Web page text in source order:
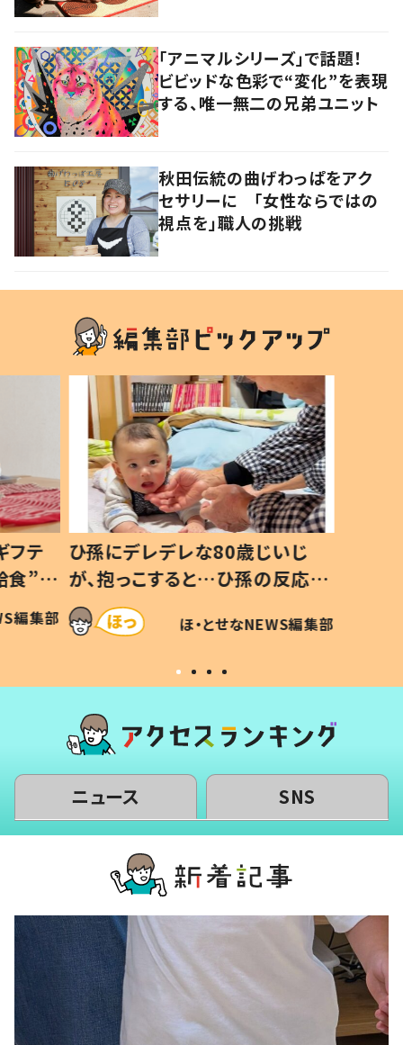
「アニマルシリーズ」で話題！
ビビッドな色彩で“変化”を表現
する、唯一無二の兄弟ユニット
秋田伝統の曲げわっぱをアク
セサリーに 「女性ならではの
視点を」職人の挑戦
フテ
食”を
の親
編集部
ひ孫にデレデレな80歳じいじ
が、抱っこすると…ひ孫の反応に
「涙が出ました」「可愛くて仕方な
い」
ほ・とせなNEWS編集部
ニュース SNS